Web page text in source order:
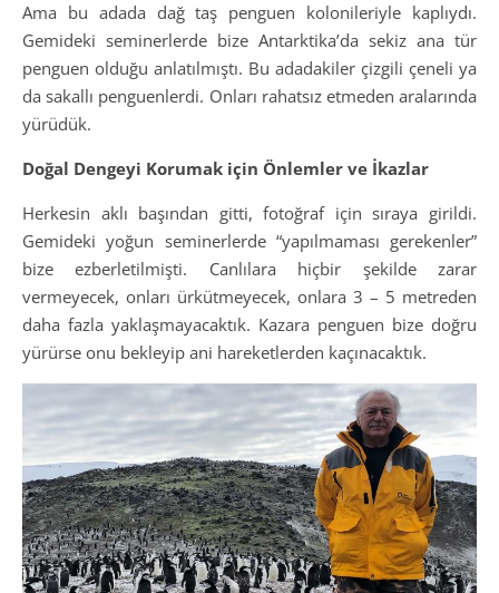
Ama bu adada dağ taş penguen kolonileriyle kaplıydı.
Gemideki seminerlerde bize Antarktika’da sekiz ana tür
penguen olduğu anlatılmıştı. Bu adadakiler çizgili çeneli ya
da sakallı penguenlerdi. Onları rahatsız etmeden aralarında
yürüdük.
Doğal Dengeyi Korumak için Önlemler ve İkazlar
Herkesin aklı başından gitti, fotoğraf için sıraya girildi.
Gemideki yoğun seminerlerde “yapılmaması gerekenler”
bize ezberletilmişti. Canlılara hiçbir şekilde zarar
vermeyecek, onları ürkütmeyecek, onlara 3 – 5 metreden
daha fazla yaklaşmayacaktık. Kazara penguen bize doğru
yürürse onu bekleyip ani hareketlerden kaçınacaktık.